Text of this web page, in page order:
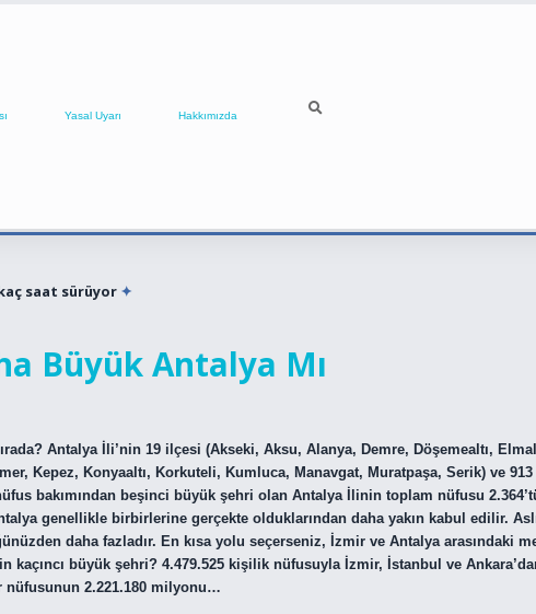
Yasal Uyarı Hakkımızda
saat sürüyor
Büyük Antalya Mı
Antalya İli’nin 19 ilçesi (Akseki, Aksu, Alanya, Demre, Döşemealtı,
Kepez, Konyaaltı, Korkuteli, Kumluca, Manavgat, Muratpaşa, Serik) ve
bakımından beşinci büyük şehri olan Antalya İlinin toplam nüfusu
genellikle birbirlerine gerçekte olduklarından daha yakın kabul edilir.
daha fazladır. En kısa yolu seçerseniz, İzmir ve Antalya arasındaki
kaçıncı büyük şehri? 4.479.525 kişilik nüfusuyla İzmir, İstanbul ve
2.221.180 milyonu…